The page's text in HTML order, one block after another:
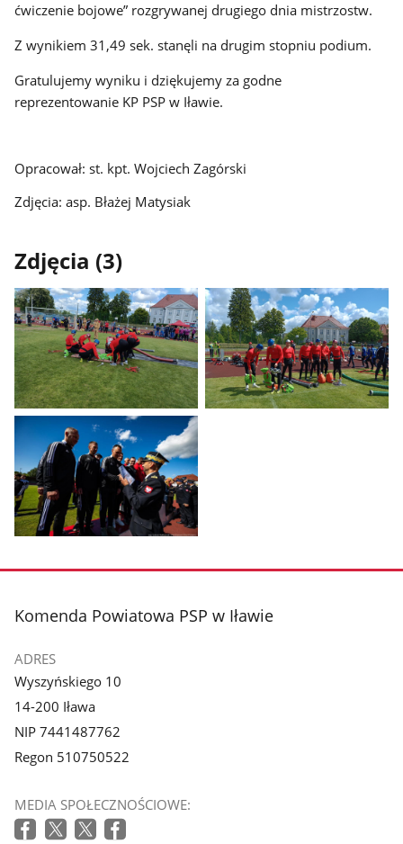
ćwiczenie bojowe” rozgrywanej drugiego dnia mistrzostw.
Z wynikiem 31,49 sek. stanęli na drugim stopniu podium.
Gratulujemy wyniku i dziękujemy za godne
reprezentowanie KP PSP w Iławie.
Opracował: st. kpt. Wojciech Zagórski
Zdjęcia: asp. Błażej Matysiak
Zdjęcia (3)
Pokaż
zdjęcie
1
z
galerii.
zdjęcie
galerii.
stopka
Komenda Powiatowa PSP w Iławie
ADRES
Wyszyńskiego 10
14-200 Iława
NIP 7441487762
Regon 510750522
MEDIA SPOŁECZNOŚCIOWE: